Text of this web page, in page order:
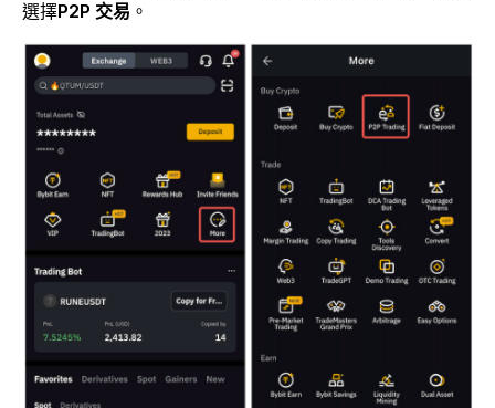
選擇P2P 交易 。